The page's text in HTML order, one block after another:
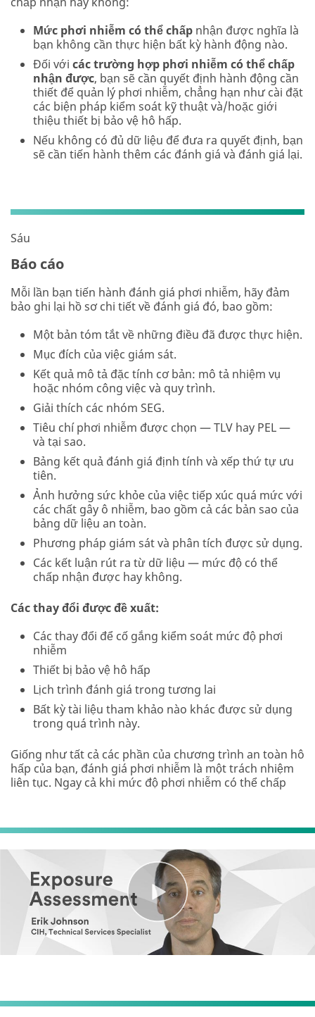
Mức phơi nhiễm có thể chấp nhận được nghĩa là
bạn không cần thực hiện bất kỳ hành động nào.
Đối với các trường hợp phơi nhiễm có thể chấp
nhận được, bạn sẽ cần quyết định hành động cần
thiết để quản lý phơi nhiễm, chẳng hạn như cài đặt
các biện pháp kiểm soát kỹ thuật và/hoặc giới
thiệu thiết bị bảo vệ hô hấp.
Nếu không có đủ dữ liệu để đưa ra quyết định, bạn
sẽ cần tiến hành thêm các đánh giá và đánh giá lại.
Sáu
Báo cáo
Mỗi lần bạn tiến hành đánh giá phơi nhiễm, hãy đảm
bảo ghi lại hồ sơ chi tiết về đánh giá đó, bao gồm:
Một bản tóm tắt về những điều đã được thực hiện.
Mục đích của việc giám sát.
Kết quả mô tả đặc tính cơ bản: mô tả nhiệm vụ
hoặc nhóm công việc và quy trình.
Giải thích các nhóm SEG.
Tiêu chí phơi nhiễm được chọn — TLV hay PEL —
và tại sao.
Bảng kết quả đánh giá định tính và xếp thứ tự ưu
tiên.
Ảnh hưởng sức khỏe của việc tiếp xúc quá mức với
các chất gây ô nhiễm, bao gồm cả các bản sao của
bảng dữ liệu an toàn.
Phương pháp giám sát và phân tích được sử dụng.
Các kết luận rút ra từ dữ liệu — mức độ có thể
chấp nhận được hay không.
Các thay đổi được đề xuất:
Các thay đổi để cố gắng kiểm soát mức độ phơi
nhiễm
Thiết bị bảo vệ hô hấp
Lịch trình đánh giá trong tương lai
Bất kỳ tài liệu tham khảo nào khác được sử dụng
trong quá trình này.
Giống như tất cả các phần của chương trình an toàn hô
hấp của bạn, đánh giá phơi nhiễm là một trách nhiệm
liên tục. Ngay cả khi mức độ phơi nhiễm có thể chấp